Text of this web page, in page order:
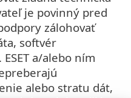
je povinný pred
zálohovať
softvér
a/alebo ním
alebo stratu dát,